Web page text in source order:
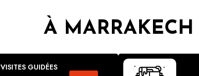
À MARRAKECH
VISITES GUIDÉES